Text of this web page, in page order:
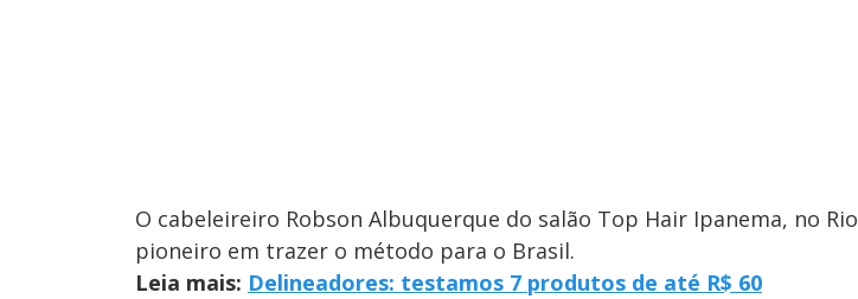
O cabeleireiro Robson Albuquerque do salão Top Hair Ipanema, no
pioneiro em trazer o método para o Brasil.
Leia mais: Delineadores: testamos 7 produtos de até R$ 60